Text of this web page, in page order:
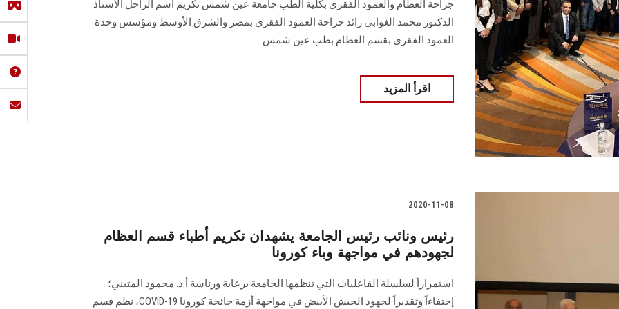
جراحة العظام والعمود الفقري بكلية الطب جامعة عين شمس تكريم اسم الراحل الأستاذ
الدكتور محمد الغوابي رائد جراحة العمود الفقري بمصر والشرق الأوسط ومؤسس وحدة
العمود الفقري بقسم العظام بطب عين شمس.
اقرأ المزيد
2020-11-08
رئيس ونائب رئيس الجامعة يشهدان تكريم أطباء قسم العظام
لجهودهم في مواجهة وباء كورونا
استمراراً لسلسلة الفاعليات التي تنظمها الجامعة برعاية ورئاسة أ.د. محمود المتيني؛
إحتفاءاً وتقديراً لجهود الجيش الأبيض في مواجهة أزمة جائحة كورونا COVID-19، نظم قسم